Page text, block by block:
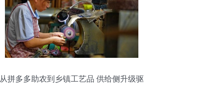
从拼多多助农到乡镇工艺品 供给侧升级驱